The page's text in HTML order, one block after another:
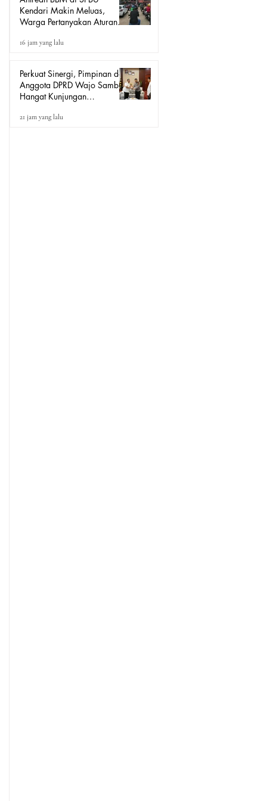
Kendari Makin Meluas,
Warga Pertanyakan Aturan
“Tander”
16 jam yang lalu
Perkuat Sinergi, Pimpinan dan
Anggota DPRD Wajo Sambut
Hangat Kunjungan
yang Baru
21 jam yang lalu